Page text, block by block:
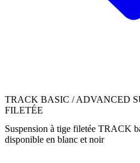
TRACK BASIC / ADVANCED
FILETÉE
Suspension à tige filetée TRACK
disponible en blanc et noir